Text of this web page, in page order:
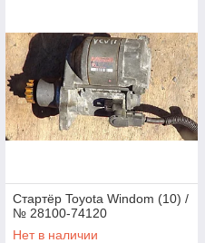
Стартёр Toyota Windom (10) /
№ 28100-74120
Нет в наличии